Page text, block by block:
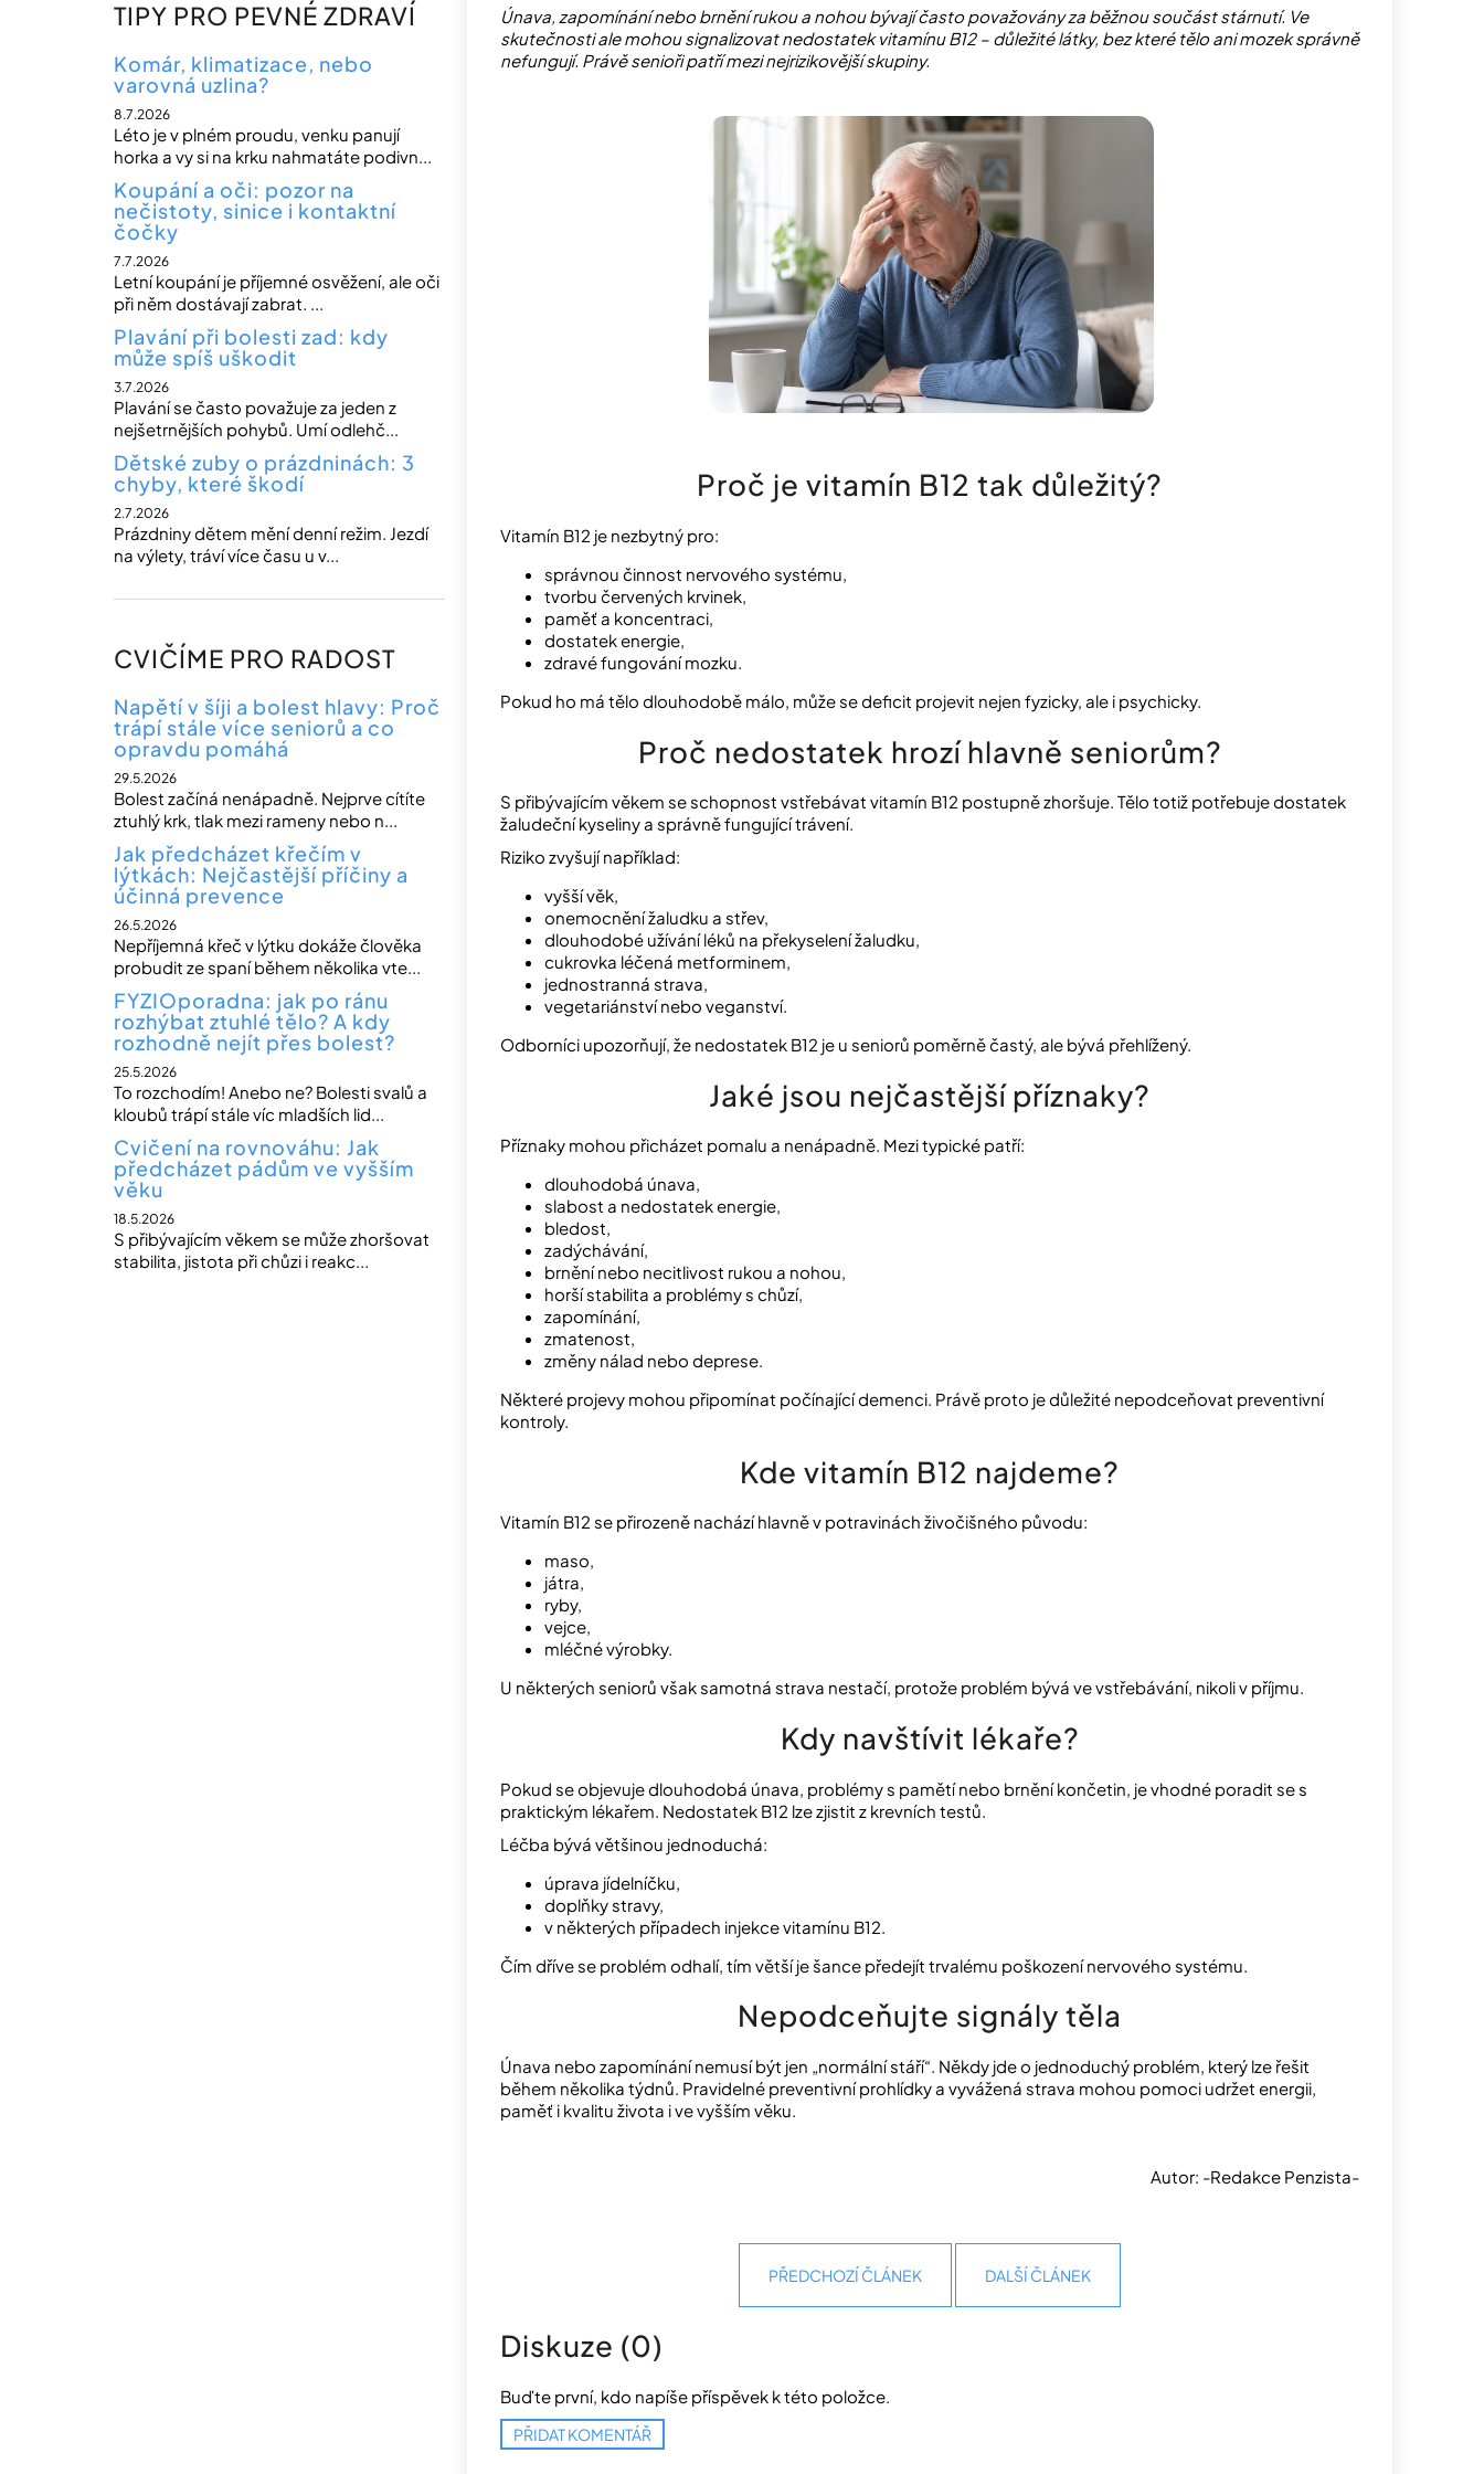
TIPY PRO PEVNÉ ZDRAVÍ
Komár, klimatizace, nebo
varovná uzlina?
8.7.2026
Léto je v plném proudu, venku panují
horka a vy si na krku nahmatáte podivn...
Koupání a oči: pozor na
nečistoty, sinice i kontaktní
čočky
7.7.2026
Letní koupání je příjemné osvěžení, ale oči
při něm dostávají zabrat. ...
Plavání při bolesti zad: kdy
může spíš uškodit
3.7.2026
Plavání se často považuje za jeden z
nejšetrnějších pohybů. Umí odlehč...
Dětské zuby o prázdninách: 3
chyby, které škodí
2.7.2026
Prázdniny dětem mění denní režim. Jezdí
na výlety, tráví více času u v...
CVIČÍME PRO RADOST
Napětí v šíji a bolest hlavy: Proč
trápí stále více seniorů a co
opravdu pomáhá
29.5.2026
Bolest začíná nenápadně. Nejprve cítíte
ztuhlý krk, tlak mezi rameny nebo n...
Jak předcházet křečím v
lýtkách: Nejčastější příčiny a
účinná prevence
26.5.2026
Nepříjemná křeč v lýtku dokáže člověka
probudit ze spaní během několika vte...
FYZIOporadna: jak po ránu
rozhýbat ztuhlé tělo? A kdy
rozhodně nejít přes bolest?
25.5.2026
To rozchodím! Anebo ne? Bolesti svalů a
kloubů trápí stále víc mladších lid...
Cvičení na rovnováhu: Jak
předcházet pádům ve vyšším
věku
18.5.2026
S přibývajícím věkem se může zhoršovat
stabilita, jistota při chůzi i reakc...
Únava, zapomínání nebo brnění rukou a nohou bývají často považovány za běžnou součást stárnutí. Ve
skutečnosti ale mohou signalizovat nedostatek vitamínu B12 – důležité látky, bez které tělo ani mozek správně
nefungují. Právě senioři patří mezi nejrizikovější skupiny.
Proč je vitamín B12 tak důležitý?
Vitamín B12 je nezbytný pro:
správnou činnost nervového systému,
tvorbu červených krvinek,
paměť a koncentraci,
dostatek energie,
zdravé fungování mozku.
Pokud ho má tělo dlouhodobě málo, může se deficit projevit nejen fyzicky, ale i psychicky.
Proč nedostatek hrozí hlavně seniorům?
S přibývajícím věkem se schopnost vstřebávat vitamín B12 postupně zhoršuje. Tělo totiž potřebuje dostatek
žaludeční kyseliny a správně fungující trávení.
Riziko zvyšují například:
vyšší věk,
onemocnění žaludku a střev,
dlouhodobé užívání léků na překyselení žaludku,
cukrovka léčená metforminem,
jednostranná strava,
vegetariánství nebo veganství.
Odborníci upozorňují, že nedostatek B12 je u seniorů poměrně častý, ale bývá přehlížený.
Jaké jsou nejčastější příznaky?
Příznaky mohou přicházet pomalu a nenápadně. Mezi typické patří:
dlouhodobá únava,
slabost a nedostatek energie,
bledost,
zadýchávání,
brnění nebo necitlivost rukou a nohou,
horší stabilita a problémy s chůzí,
zapomínání,
zmatenost,
změny nálad nebo deprese.
Některé projevy mohou připomínat počínající demenci. Právě proto je důležité nepodceňovat preventivní
kontroly.
Kde vitamín B12 najdeme?
Vitamín B12 se přirozeně nachází hlavně v potravinách živočišného původu:
maso,
játra,
ryby,
vejce,
mléčné výrobky.
U některých seniorů však samotná strava nestačí, protože problém bývá ve vstřebávání, nikoli v příjmu.
Kdy navštívit lékaře?
Pokud se objevuje dlouhodobá únava, problémy s pamětí nebo brnění končetin, je vhodné poradit se s
praktickým lékařem. Nedostatek B12 lze zjistit z krevních testů.
Léčba bývá většinou jednoduchá:
úprava jídelníčku,
doplňky stravy,
v některých případech injekce vitamínu B12.
Čím dříve se problém odhalí, tím větší je šance předejít trvalému poškození nervového systému.
Nepodceňujte signály těla
Únava nebo zapomínání nemusí být jen „normální stáří“. Někdy jde o jednoduchý problém, který lze řešit
během několika týdnů. Pravidelné preventivní prohlídky a vyvážená strava mohou pomoci udržet energii,
paměť i kvalitu života i ve vyšším věku.
Autor: -Redakce Penzista-
PŘEDCHOZÍ ČLÁNEK DALŠÍ ČLÁNEK
Diskuze (0)
Buďte první, kdo napíše příspěvek k této položce.
PŘIDAT KOMENTÁŘ